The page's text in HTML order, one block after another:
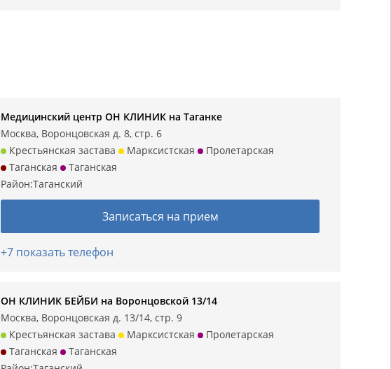
Медицинский центр ОН КЛИНИК на Таганке
Москва, Воронцовская д. 8, стр. 6
Крестьянская застава
Марксистская
Пролетарская
Таганская
Таганская
Район:Таганский
Записаться на прием
+7 показать телефон
ОН КЛИНИК БЕЙБИ на Воронцовской 13/14
Москва, Воронцовская д. 13/14, стр. 9
Крестьянская застава
Марксистская
Пролетарская
Таганская
Таганская